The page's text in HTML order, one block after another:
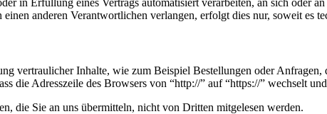
in Erfüllung eines Vertrags automatisiert verarbeiten, an sich oder
anderen Verantwortlichen verlangen, erfolgt dies nur, soweit es
vertraulicher Inhalte, wie zum Beispiel Bestellungen oder
die Adresszeile des Browsers von “http://” auf “https://” wechselt
die Sie an uns übermitteln, nicht von Dritten mitgelesen werden.